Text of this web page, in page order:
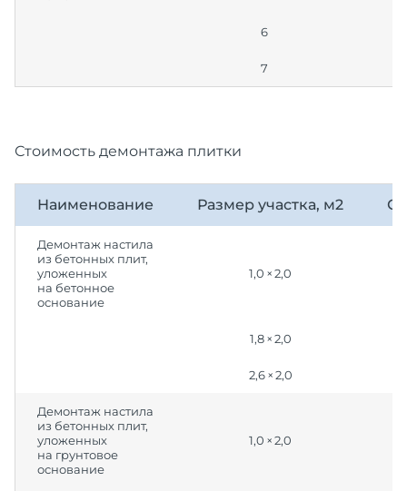
6
7
Стоимость демонтажа плитки
Наименование Размер участка, м2
Демонтаж настила
из бетонных плит,
уложенных
на бетонное
основание
1,0 × 2,0
1,8 × 2,0
2,6 × 2,0
Демонтаж настила
из бетонных плит,
уложенных
на грунтовое
основание
1,0 × 2,0